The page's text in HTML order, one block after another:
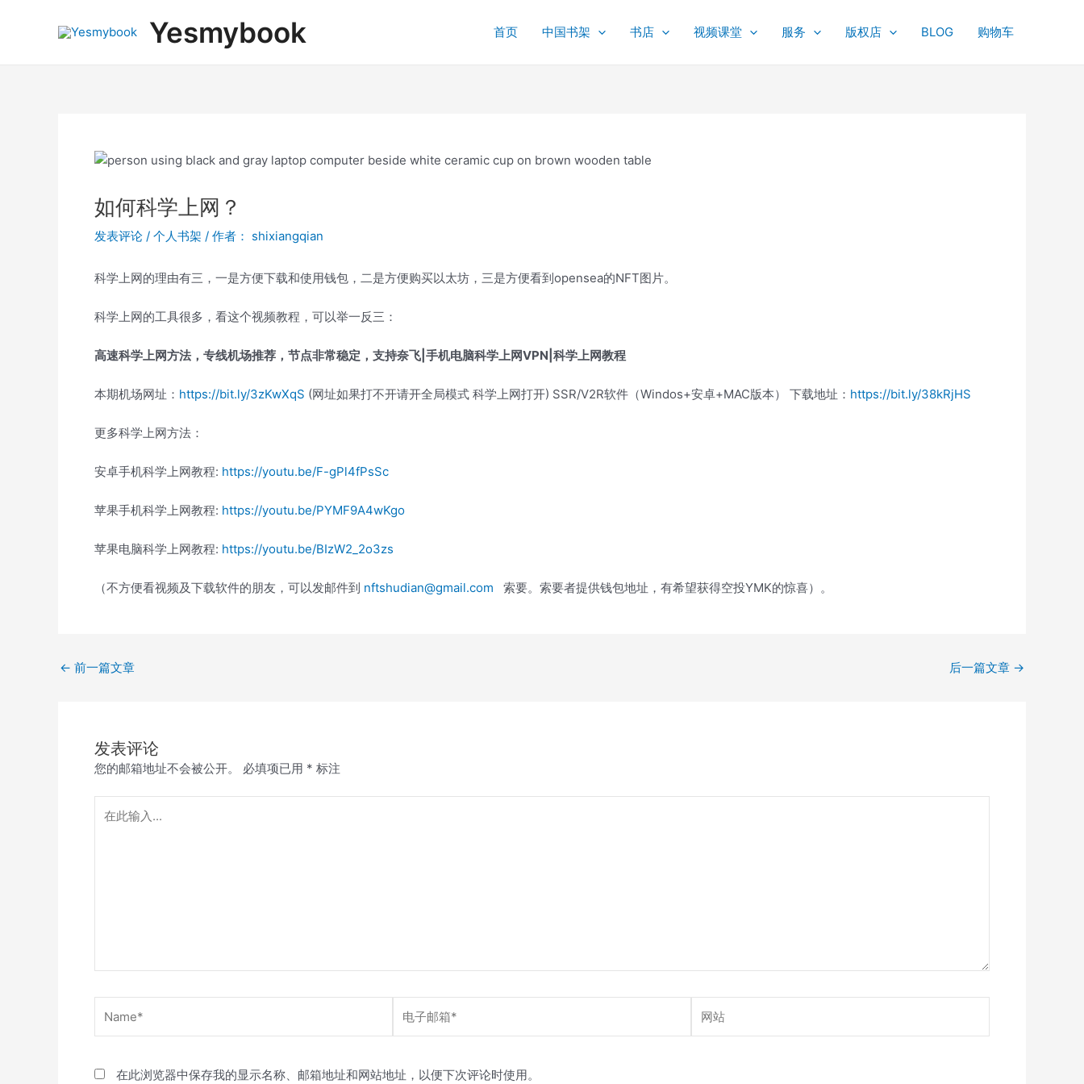
Yesmybook 首页 中国书架 书店 视频课堂 服务 版权店 BLOG 购物车
如何科学上网？
发表评论 / 个人书架 / 作者： shixiangqian
科学上网的理由有三，一是方便下载和使用钱包，二是方便购买以太坊，三是方便看到opensea的NFT图片。
科学上网的工具很多，看这个视频教程，可以举一反三：
高速科学上网方法，专线机场推荐，节点非常稳定，支持奈飞|手机电脑科学上网VPN|科学上网教程
本期机场网址： https://bit.ly/3zKwXqS (网址如果打不开请开全局模式 科学上网打开) SSR/V2R软件（Windos+安卓+MAC版本） 下载地址： https://bit.ly/38kRjHS
更多科学上网方法：
安卓手机科学上网教程: https://youtu.be/F-gPl4fPsSc
苹果手机科学上网教程: https://youtu.be/PYMF9A4wKgo
苹果电脑科学上网教程: https://youtu.be/BIzW2_2o3zs
（不方便看视频及下载软件的朋友，可以发邮件到 nftshudian@gmail.com 索要。索要者提供钱包地址，有希望获得空投YMK的惊喜）。
navigation
← 前一篇文章 后一篇文章 →
发表评论
您的邮箱地址不会被公开。 必填项已用 * 标注
子
站
在此浏览器中保存我的显示名称、邮箱地址和网站地址，以便下次评论时使用。